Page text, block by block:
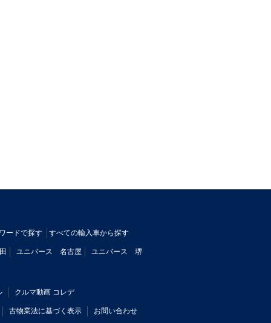
ードで探す すべての輸入車から探す
ユニバース 名古屋 ユニバース 堺
クルマ動画 コレデ
古物業法に基づく表示 お問い合わせ